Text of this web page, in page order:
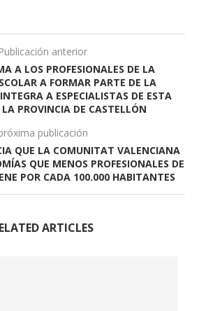
Publicación anterior
A LOS PROFESIONALES DE LA
A FORMAR PARTE DE LA
A ESPECIALISTAS DE ESTA
PROVINCIA DE CASTELLÓN
publicación
QUE LA COMUNITAT VALENCIANA
QUE MENOS PROFESIONALES DE
POR CADA 100.000 HABITANTES
ARTICLES